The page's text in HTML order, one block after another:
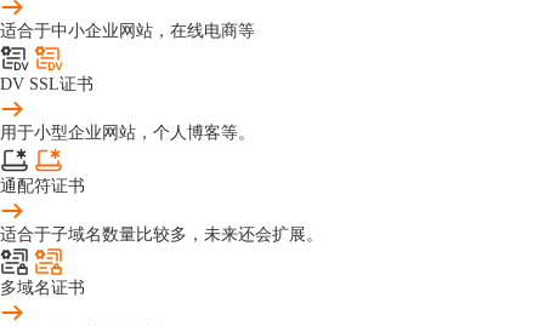
适合于中小企业网站，在线电商等
DV SSL证书
用于小型企业网站，个人博客等。
通配符证书
适合于子域名数量比较多，未来还会扩展。
多域名证书